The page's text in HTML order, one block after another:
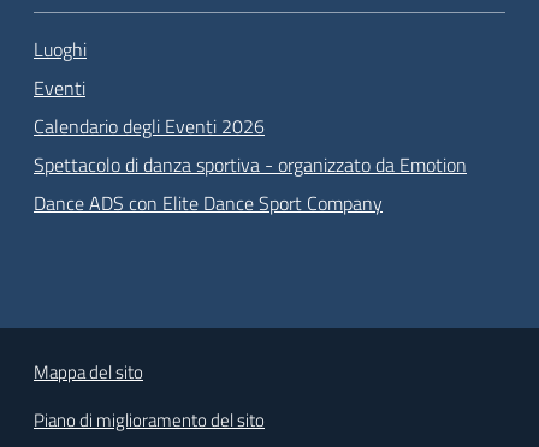
Luoghi
Eventi
Calendario degli Eventi 2026
Spettacolo di danza sportiva - organizzato da Emotion
Dance ADS con Elite Dance Sport Company
Mappa del sito
Piano di miglioramento del sito